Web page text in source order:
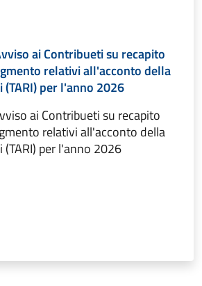
ai Contribueti su recapito
relativi all'acconto della
(TARI) per l'anno 2026
ai Contribueti su recapito
relativi all'acconto della
(TARI) per l'anno 2026